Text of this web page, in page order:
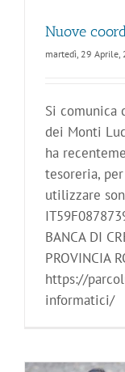
Nuove
martedì, 29 Aprile,
Si comunica
dei Monti
ha
tesoreria,
utilizzare
BANCA DI
PROVINCIA
https://
informatici/